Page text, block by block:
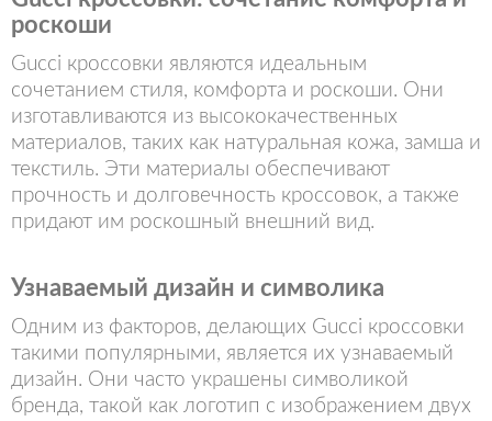
роскоши
Gucci кроссовки являются идеальным
сочетанием стиля, комфорта и роскоши. Они
изготавливаются из высококачественных
материалов, таких как натуральная кожа, замша и
текстиль. Эти материалы обеспечивают
прочность и долговечность кроссовок, а также
придают им роскошный внешний вид.
Узнаваемый дизайн и символика
Одним из факторов, делающих Gucci кроссовки
такими популярными, является их узнаваемый
дизайн. Они часто украшены символикой
бренда, такой как логотип с изображением двух